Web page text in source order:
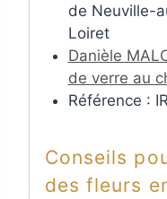
de Neuville-
Loiret
Danièle
de verre au
Référence :
Conseils
des fleurs